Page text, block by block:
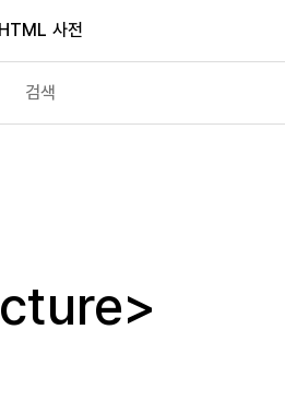
HTML 사전
output
p